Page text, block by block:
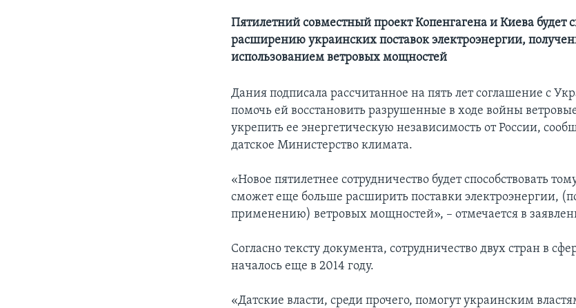
Пятилетний совместный проект Копенгагена и Киева будет
расширению украинских поставок электроэнергии,
использованием ветровых мощностей
Дания подписала рассчитанное на пять лет соглашение с
помочь ей восстановить разрушенные в ходе войны
укрепить ее энергетическую независимость от России,
датское Министерство климата.
«Новое пятилетнее сотрудничество будет способствовать
сможет еще больше расширить поставки электроэнергии,
применению) ветровых мощностей», – отмечается в
Согласно тексту документа, сотрудничество двух стран в
началось еще в 2014 году.
«Датские власти, среди прочего, помогут украинским